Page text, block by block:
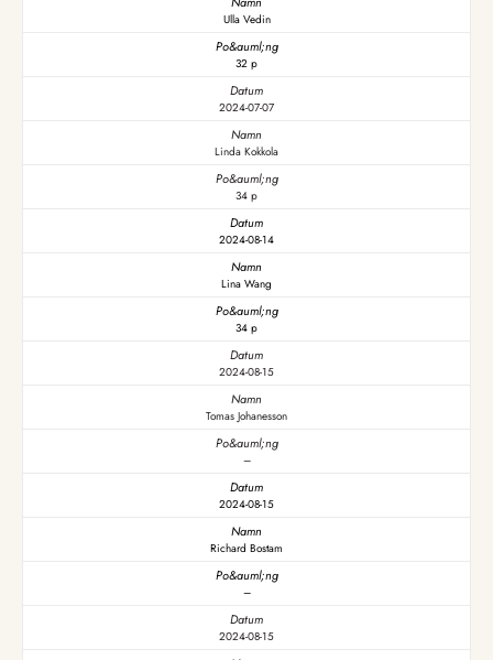
Ulla Vedin
32 p
2024-07-07
Linda Kokkola
34 p
2024-08-14
Lina Wang
34 p
2024-08-15
Tomas Johanesson
–
2024-08-15
Richard Bostam
–
2024-08-15